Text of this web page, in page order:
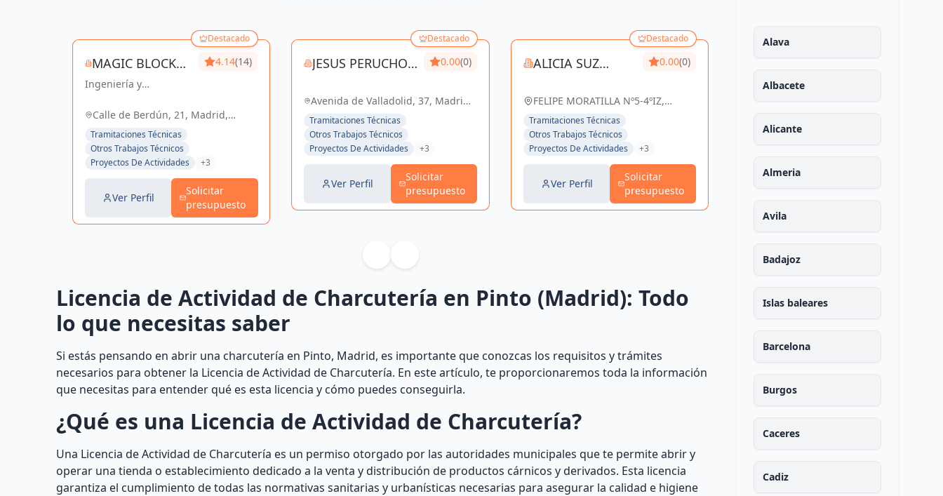
Destacado
MAGIC BLOCK
ENGINEERS
Ingeniería y
calidad para un futuro
Sevilla La Nueva.
4.14(14)
Calle de Berdún, 21, Madrid,
España, España
Tramitaciones Técnicas
Otros Trabajos Técnicos
Proyectos De Actividades
+3
Ver Perfil
Solicitar
presupuesto
Destacado
JESUS PERUCHO
0.00(0)
Avenida de Valladolid, 37, Madrid,
España, España
Tramitaciones Técnicas
Otros Trabajos Técnicos
Proyectos De Actividades
+3
Ver Perfil
Solicitar
presupuesto
Destacado
ALICIA SUZ
0.00(0)
FELIPE MORATILLA Nº5-4ºIZ,
España
Tramitaciones Técnicas
Otros Trabajos Técnicos
Proyectos De Actividades
+3
Ver Perfil
Solicitar
presupuesto
ARQUITECTURA Y
DE ESPACIOS SL
Otros Trabajos Técnicos
Licencia de Actividad de Charcutería en Pinto (Madrid): Todo
lo que necesitas saber
Si estás pensando en abrir una charcutería en Pinto, Madrid, es importante que conozcas los requisitos y trámites
necesarios para obtener la Licencia de Actividad de Charcutería. En este artículo, te proporcionaremos toda la información
que necesitas para entender qué es esta licencia y cómo puedes conseguirla.
¿Qué es una Licencia de Actividad de Charcutería?
Una Licencia de Actividad de Charcutería es un permiso otorgado por las autoridades municipales que te permite abrir y
operar una tienda o establecimiento dedicado a la venta y distribución de productos cárnicos y derivados. Esta licencia
garantiza el cumplimiento de todas las normativas sanitarias y urbanísticas necesarias para asegurar la calidad e higiene
Alava
Albacete
Alicante
Almeria
Avila
Badajoz
Islas baleares
Barcelona
Burgos
Caceres
Cadiz